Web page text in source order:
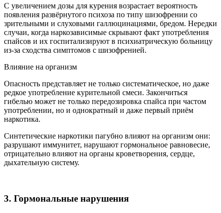
С увеличением дозы для курения возрастает вероятность
появления развёрнутого психоза по типу шизофрении со
зрительными и слуховыми галлюцинациями, бредом. Нередки
случаи, когда наркозависимые скрывают факт употребления
спайсов и их госпитализируют в психиатрическую больницу
из-за сходства симптомов с шизофренией.
Влияние на организм
Опасность представляет не только систематическое, но даже
редкое употребление курительной смеси. Закончиться
гибелью может не только передозировка спайса при частом
употреблении, но и однократный и даже первый приём
наркотика.
Синтетические наркотики пагубно влияют на организм они:
разрушают иммунитет, нарушают гормональное равновесие,
отрицательно влияют на органы кроветворения, сердце,
дыхательную систему.
3. Гормональные нарушения